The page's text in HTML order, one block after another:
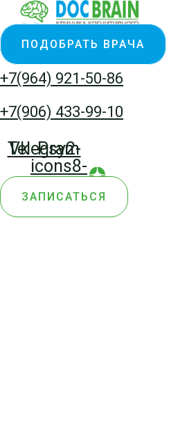
Перейти
к
содержимому
ПОДОБРАТЬ ВРАЧА
+7(964) 921-50-86
+7(906) 433-99-10
Vk
Telegram
Psy2-
icons8-
yandex-
zen
ЗАПИСАТЬСЯ